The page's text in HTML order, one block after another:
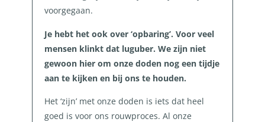
voorgegaan.
Je hebt het ook over ‘opbaring’. Voor veel
mensen klinkt dat luguber. We zijn niet
gewoon hier om onze doden nog een tijdje
aan te kijken en bij ons te houden.
Het ‘zijn’ met onze doden is iets dat heel
goed is voor ons rouwproces. Al onze